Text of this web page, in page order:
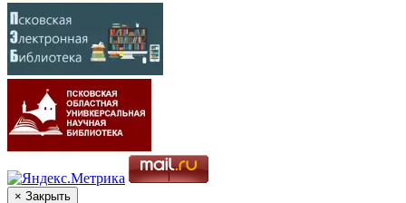
× Закрыть